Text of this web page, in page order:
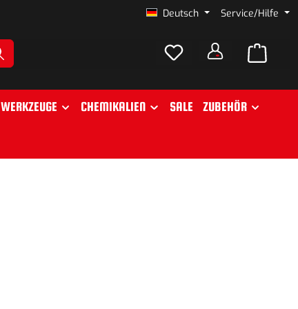
Deutsch Service/Hilfe
WERKZEUGE CHEMIKALIEN SALE ZUBEHÖR